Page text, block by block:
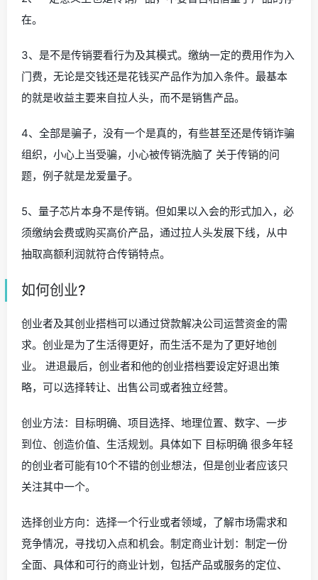
在。
3、是不是传销要看行为及其模式。缴纳一定的费用作为入
门费，无论是交钱还是花钱买产品作为加入条件。最基本
的就是收益主要来自拉人头，而不是销售产品。
4、全部是骗子，没有一个是真的，有些甚至还是传销诈骗
组织，小心上当受骗，小心被传销洗脑了 关于传销的问
题，例子就是龙爱量子。
5、量子芯片本身不是传销。但如果以入会的形式加入，必
须缴纳会费或购买高价产品，通过拉人头发展下线，从中
抽取高额利润就符合传销特点。
如何创业?
创业者及其创业搭档可以通过贷款解决公司运营资金的需
求。创业是为了生活得更好，而生活不是为了更好地创
业。 进退最后，创业者和他的创业搭档要设定好退出策
略，可以选择转让、出售公司或者独立经营。
创业方法：目标明确、项目选择、地理位置、数字、一步
到位、创造价值、生活规划。具体如下 目标明确 很多年轻
的创业者可能有10个不错的创业想法，但是创业者应该只
关注其中一个。
选择创业方向：选择一个行业或者领域，了解市场需求和
竞争情况，寻找切入点和机会。制定商业计划：制定一份
全面、具体和可行的商业计划，包括产品或服务的定位、